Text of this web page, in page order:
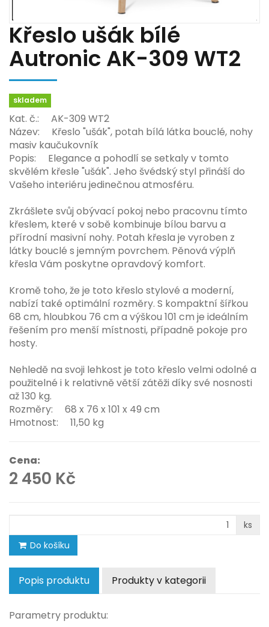
Křeslo ušák bílé
Autronic AK-309 WT2
skladem
Kat. č.: AK-309 WT2
Název: Křeslo "ušák", potah bílá látka bouclé, nohy
masiv kaučukovník
Popis: Elegance a pohodlí se setkaly v tomto
skvělém křesle "ušák". Jeho švédský styl přináší do
Vašeho interiéru jedinečnou atmosféru.
Zkrášlete svůj obývací pokoj nebo pracovnu tímto
křeslem, které v sobě kombinuje bílou barvu a
přírodní masivní nohy. Potah křesla je vyroben z
látky bouclé s jemným povrchem. Pěnová výplň
křesla Vám poskytne opravdový komfort.
Kromě toho, že je toto křeslo stylové a moderní,
nabízí také optimální rozměry. S kompaktní šířkou
68 cm, hloubkou 76 cm a výškou 101 cm je ideálním
řešením pro menší místnosti, případně pokoje pro
hosty.
Nehledě na svoji lehkost je toto křeslo velmi odolné a
použitelné i k relativně větší zátěži díky své nosnosti
až 130 kg.
Rozměry: 68 x 76 x 101 x 49 cm
Hmotnost: 11,50 kg
Cena:
2 450 Kč
ks
Do košíku
Popis produktu Produkty v kategorii
Parametry produktu: